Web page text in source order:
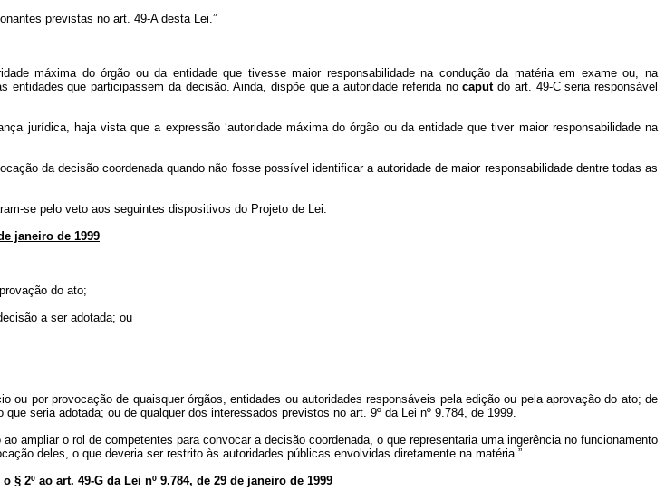
previstas no art. 49-A desta Lei.”
máxima do órgão ou da entidade que tivesse maior responsabilidade na condução da matéria em exame ou, na
que participassem da decisão. Ainda, dispõe que a autoridade referida nocaputdo art. 49-C seria responsável
jurídica, haja vista que a expressão ‘autoridade máxima do órgão ou da entidade que tiver maior responsabilidade na
da decisão coordenada quando não fosse possível identificar a autoridade de maior responsabilidade dentre todas as
se pelo veto aos seguintes dispositivos do Projeto de Lei:
janeiro de 1999
do ato;
a ser adotada; ou
ou por provocação de quaisquer órgãos, entidades ou autoridades responsáveis pela edição ou pela aprovação do ato; de
seria adotada; ou de qualquer dos interessados previstos no art. 9º da Lei nº 9.784, de 1999.
ampliar o rol de competentes para convocar a decisão coordenada, o que representaria uma ingerência no funcionamento
deles, o que deveria ser restrito às autoridades públicas envolvidas diretamente na matéria.”
§ 2º ao art. 49-G da Lei nº 9.784, de 29 de janeiro de 1999